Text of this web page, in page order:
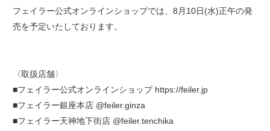
フェイラー公式オンラインショップでは、8月10日(水)正午の発
売を予定いたしております。
〈取扱店舗〉
■フェイラー公式オンラインショップ https://feiler.jp
■フェイラー銀座本店 @feiler.ginza
■フェイラー天神地下街店 @feiler.tenchika